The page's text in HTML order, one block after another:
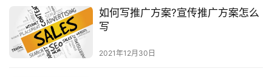
如何写推广方案?宣传推广方案怎么
写
2021年12月30日